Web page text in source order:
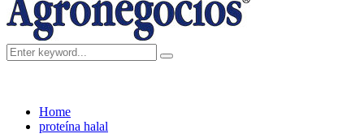
Search
for:
Search
Home
proteína halal